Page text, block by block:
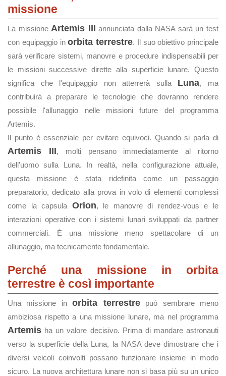
missione
La missione Artemis III annunciata dalla NASA sarà un test
con equipaggio inorbita terrestre. Il suo obiettivo principale
sarà verificare sistemi, manovre e procedure indispensabili per
le missioni successive dirette alla superficie lunare. Questo
significa che l'equipaggio non atterrerà sulla Luna, ma
contribuirà a preparare le tecnologie che dovranno rendere
possibile l'allunaggio nelle missioni future del programma
Artemis.
Il punto è essenziale per evitare equivoci. Quando si parla di
Artemis III, molti pensano immediatamente al ritorno
dell'uomo sulla Luna. In realtà, nella configurazione attuale,
questa missione è stata ridefinita come un passaggio
preparatorio, dedicato alla prova in volo di elementi complessi
come la capsula Orion, le manovre di rendez-vous e le
interazioni operative con i sistemi lunari sviluppati da partner
commerciali. È una missione meno spettacolare di un
allunaggio, ma tecnicamente fondamentale.
Perché una missione in orbita
terrestre è così importante
Una missione inorbita terrestrepuò sembrare meno
ambiziosa rispetto a una missione lunare, ma nel programma
Artemis ha un valore decisivo. Prima di mandare astronauti
verso la superficie della Luna, la NASA deve dimostrare che i
diversi veicoli coinvolti possano funzionare insieme in modo
sicuro. La nuova architettura lunare non si basa più su un unico